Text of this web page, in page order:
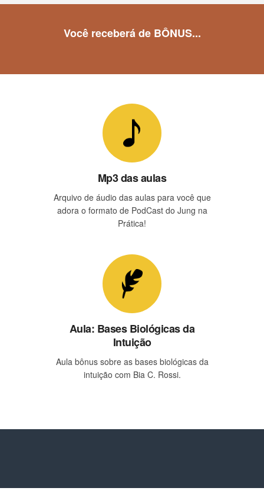
Você receberá de BÔNUS...
Mp3 das aulas
Arquivo de áudio das aulas para você que
adora o formato de PodCast do Jung na
Prática!
Aula: Bases Biológicas da
Intuição
Aula bônus sobre as bases biológicas da
intuição com Bia C. Rossi.